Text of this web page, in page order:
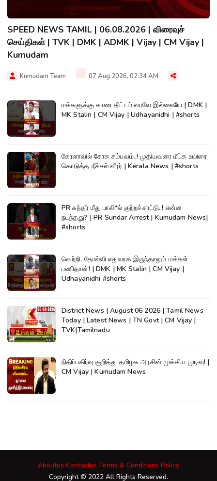
SPEED NEWS TAMIL | 06.08.2026 | விரைவுச்
செய்திகள் | TVK | DMK | ADMK | Vijay | CM Vijay |
Kumudam
Kumudam Team 07 Aug 2026, 02:34 AM
மக்களுக்கு காண திட்டம் வரவே இல்லையே | DMK |
MK Stalin | CM Vijay | Udhayanidhi | #shorts
கேரளாவில் சோக சம்பவம்..! முதியவரை மீட்க உயிரை
கொடுத்த நீச்சல் வீரர் | Kerala News | #shorts
PR சுந்தர் மீது பாலி*ல் குற்றச்சாட்டு..! என்ன
நடந்தது? | PR Sundar Arrest | Kumudam News|
#shorts
வெற்றி, தோல்வி எதுவாக இருந்தாலும் மக்கள்
பணிதான்! | DMK | MK Stalin | CM Vijay |
Udhayanidhi #shorts
District News | August 06 2026 | Tamil News
Today | Latest News | TN Govt | CM Vijay |
TVK|Tamilnadu
நிதிப்பகிர்வு குறித்து தமிழக அரசின் முக்கிய முடிவு! |
CM Vijay | Kumudam News
Aboutus Contactus Terms & Conditions Policy
Copyright © 2022 All Rights Reserved.